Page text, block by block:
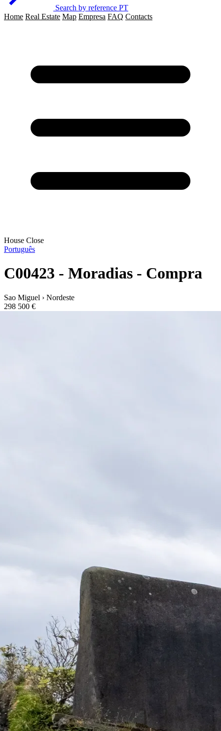
Search by reference PT
Home Real Estate Map Empresa FAQ Contacts
House Close
Português
C00423 - Moradias - Compra
Sao Miguel › Nordeste
298 500 €